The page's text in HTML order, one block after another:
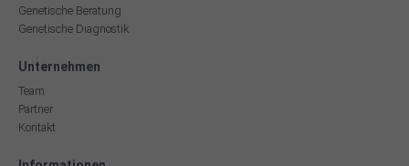
Genetische Beratung
Genetische Diagnostik
Unternehmen
Team
Partner
Kontakt